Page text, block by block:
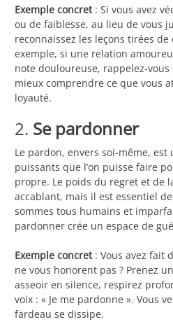
Exemple concret: Si vous avez
ou de faiblesse, au lieu de vous
reconnaissez les leçons tirées
exemple, si une relation
note douloureuse, rappelez-
mieux comprendre ce que vous
loyauté.
2. Se pardonner
Le pardon, envers soi-même, est
puissants que l’on puisse faire
propre. Le poids du regret et de
accablant, mais il est essentiel
sommes tous humains et
pardonner crée un espace de
Exemple concret: Vous avez fait
ne vous honorent pas ? Prenez
asseoir en silence, respirez
voix : « Je me pardonne ». Vous
fardeau se dissipe.